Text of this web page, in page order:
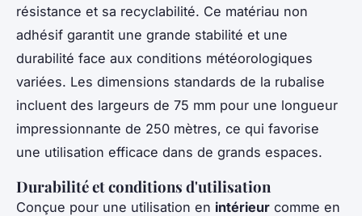
résistance et sa recyclabilité. Ce matériau non
adhésif garantit une grande stabilité et une
durabilité face aux conditions météorologiques
variées. Les dimensions standards de la rubalise
incluent des largeurs de 75 mm pour une longueur
impressionnante de 250 mètres, ce qui favorise
une utilisation efficace dans de grands espaces.
Durabilité et conditions d'utilisation
Conçue pour une utilisation en intérieur comme en